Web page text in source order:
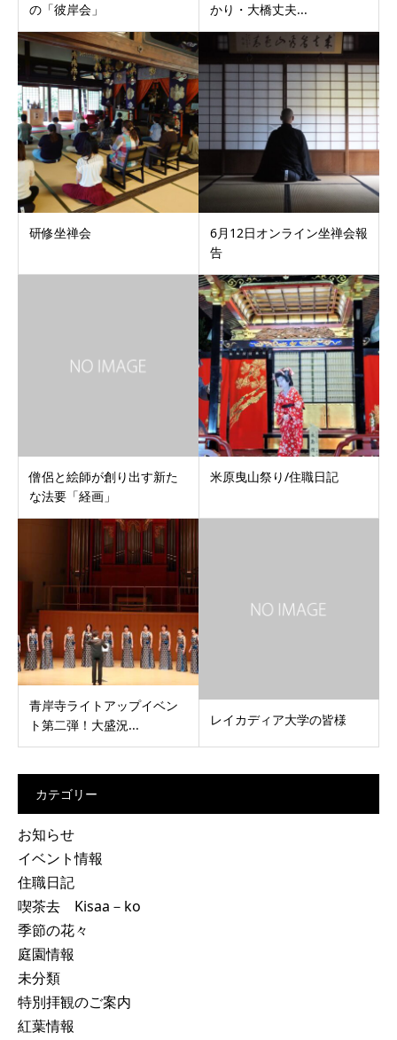
の「彼岸会」 かり・大橋丈夫...
研修坐禅会
6月12日オンライン坐禅会報
告
僧侶と絵師が創り出す新た
な法要「経画」
米原曳山祭り/住職日記
青岸寺ライトアップイベン
ト第二弾！大盛況...
レイカディア大学の皆様
カテゴリー
お知らせ
イベント情報
住職日記
喫茶去 Kisaa－ko
季節の花々
庭園情報
未分類
特別拝観のご案内
紅葉情報